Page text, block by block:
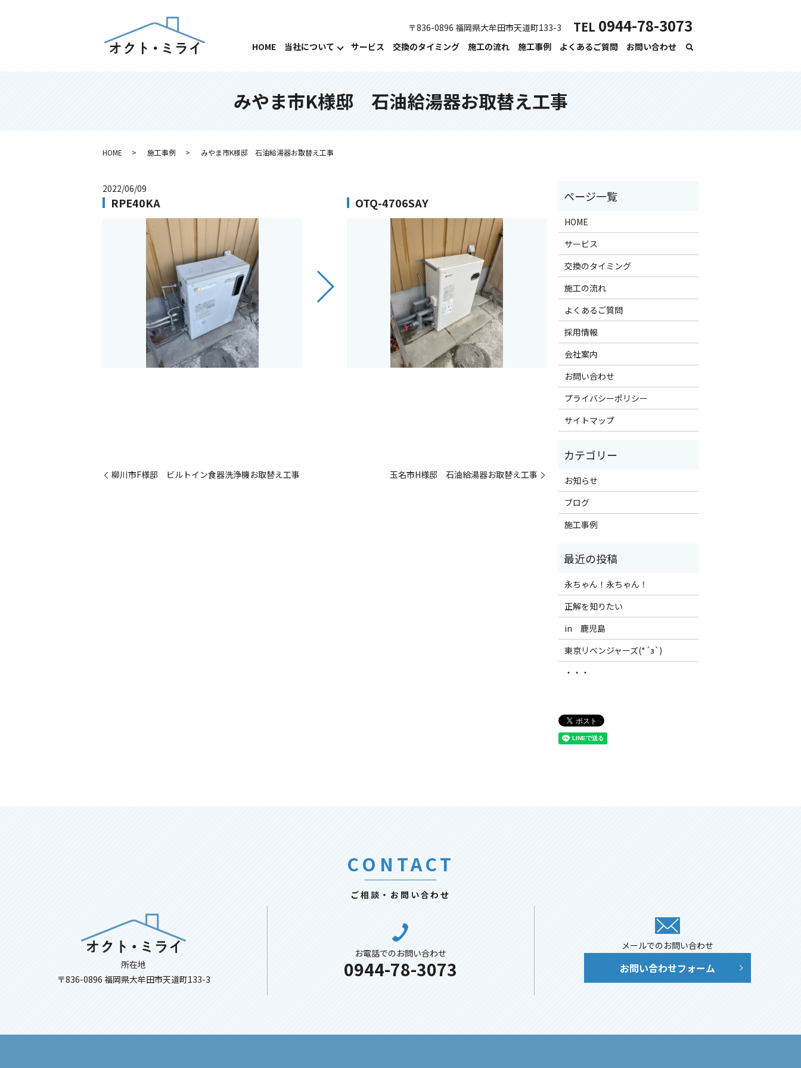
HOME 当社について サービス 交換のタイミング 施工の流れ 施工事例 よくあるご質問 お問い合わせ
〒836-0896 福岡県大牟田市天道町133-3 TEL 0944-78-3073
みやま市K様邸 石油給湯器お取替え工事
HOME 施工事例 みやま市K様邸 石油給湯器お取替え工事
2022/06/09
RPE40KA OTQ-4706SAY
柳川市F様邸 ビルトイン食器洗浄機お取替え工事 玉名市H様邸 石油給湯器お取替え工事
HOME
サービス
交換のタイミング
施工の流れ
よくあるご質問
採用情報
会社案内
お問い合わせ
プライバシーポリシー
サイトマップ
お知らせ
ブログ
施工事例
永ちゃん！永ちゃん！
正解を知りたい
in 鹿児島
東京リベンジャーズ(*´з`)
・・・
CONTACT
ご相談・お問い合わせ
所在地
〒836-0896 福岡県大牟田市天道町133-3
お電話でのお問い合わせ
0944-78-3073
メールでのお問い合わせ
お問い合わせフォーム